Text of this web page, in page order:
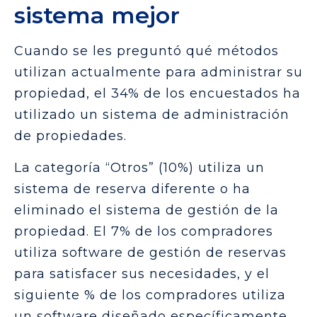
sistema mejor
Cuando se les preguntó qué métodos
utilizan actualmente para administrar su
propiedad, el 34% de los encuestados ha
utilizado un sistema de administración
de propiedades.
La categoría “Otros” (10%) utiliza un
sistema de reserva diferente o ha
eliminado el sistema de gestión de la
propiedad. El 7% de los compradores
utiliza software de gestión de reservas
para satisfacer sus necesidades, y el
siguiente % de los compradores utiliza